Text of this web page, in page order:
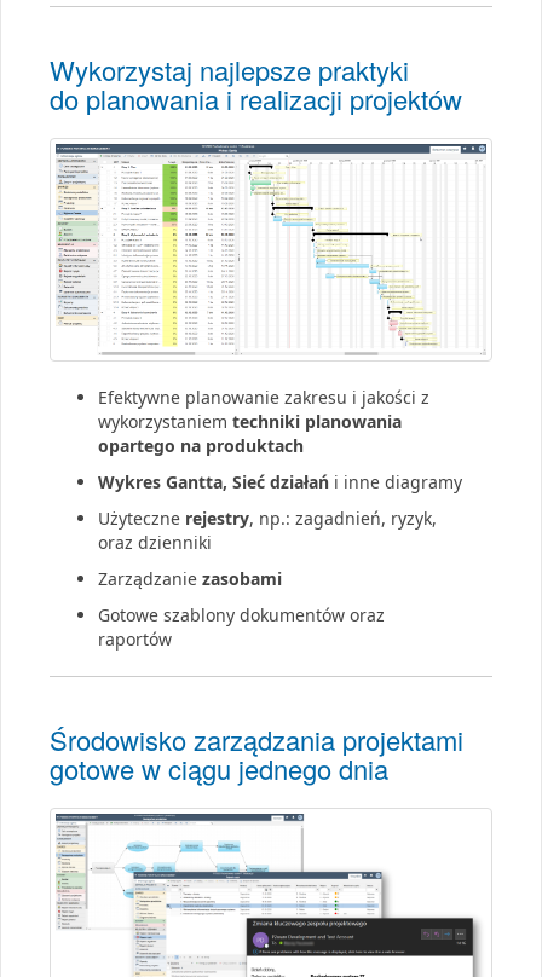
Wykorzystaj najlepsze praktyki
do planowania i realizacji projektów
Efektywne planowanie zakresu i jakości z
wykorzystaniem techniki planowania
opartego na produktach
Wykres Gantta, Sieć działań i inne diagramy
Użyteczne rejestry, np.: zagadnień, ryzyk,
oraz dzienniki
Zarządzanie zasobami
Gotowe szablony dokumentów oraz
raportów
Środowisko zarządzania projektami
gotowe w ciągu jednego dnia